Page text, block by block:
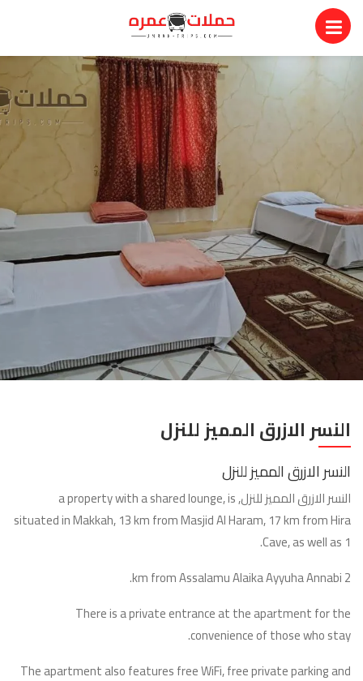
النسر الازرق المميز للنزل
النسر الازرق المميز للنزل
النسر الازرق المميز للنزل, a property with a shared lounge, is
situated in Makkah, 13 km from Masjid Al Haram, 17 km from Hira
Cave, as well as 1.
2 km from Assalamu Alaika Ayyuha Annabi.
There is a private entrance at the apartment for the
convenience of those who stay.
The apartment also features free WiFi, free private parking and